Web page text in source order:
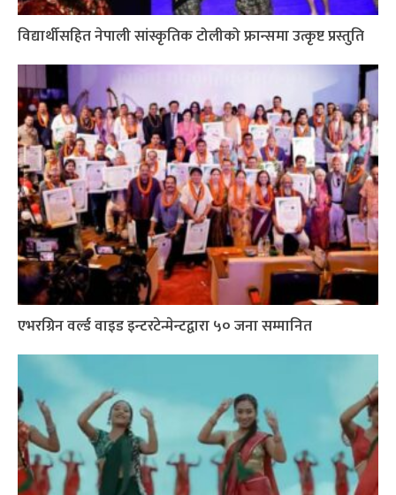
विद्यार्थीसहित नेपाली सांस्कृतिक टोलीको फ्रान्समा उत्कृष्ट प्रस्तुति
एभरग्रिन वर्ल्ड वाइड इन्टरटेन्मेन्टद्वारा ५० जना सम्मानित